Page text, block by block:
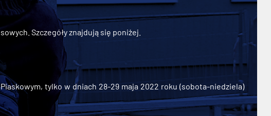
Szczegóły znajdują się poniżej.
tylko w dniach 28-29 maja 2022 roku (sobota-niedziela)